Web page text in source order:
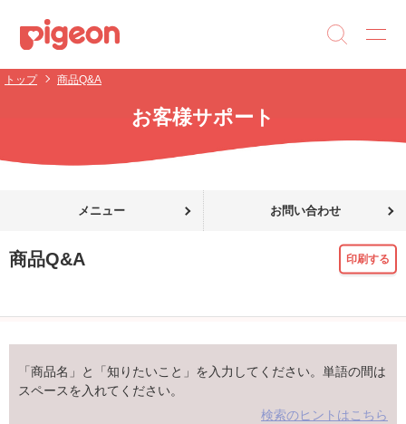
トップ 商品Q&A
お客様サポート
メニュー お問い合わせ
商品Q&A 印刷する
「商品名」と「知りたいこと」を入力してください。単語の間は
スペースを入れてください。
検索のヒントはこちら